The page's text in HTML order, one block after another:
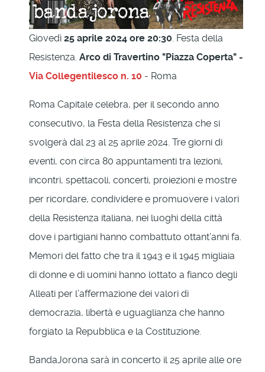
Giovedì 25 aprile 2024 ore 20:30 . Festa della
Resistenza. Arco di Travertino "Piazza Coperta" -
Via Collegentilesco n. 10 - Roma
Roma Capitale celebra, per il secondo anno
consecutivo, la Festa della Resistenza che si
svolgerà dal 23 al 25 aprile 2024. Tre giorni di
eventi, con circa 80 appuntamenti tra lezioni,
incontri, spettacoli, concerti, proiezioni e mostre
per ricordare, condividere e promuovere i valori
della Resistenza italiana, nei luoghi della città
dove i partigiani hanno combattuto ottant’anni fa.
Memori del fatto che tra il 1943 e il 1945 migliaia
di donne e di uomini hanno lottato a fianco degli
Alleati per l’affermazione dei valori di
democrazia, libertà e uguaglianza che hanno
forgiato la Repubblica e la Costituzione.
BandaJorona sarà in concerto il 25 aprile alle ore